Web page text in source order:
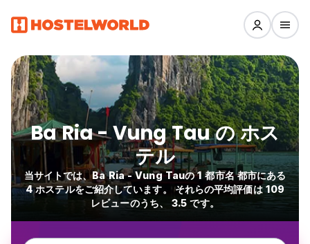
Ba Ria - Vung Tau の ホス
テル
当サイトでは、Ba Ria - Vung Tauの 1 都市名 都市にある
4 ホステルをご紹介しています。 それらの平均評価は 109
レビューのうち、 3.5 です。